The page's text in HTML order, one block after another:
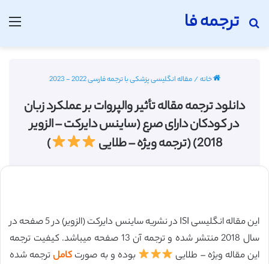
ترجمه فا
جستجو برای
خانه/مقاله انگلیسی پزشکی با ترجمه فارسی 2022 - 2023
دانلود ترجمه مقاله تأثیر والپروات بر عملکرد زبان
در کودکان دارای صرع (ساینس دایرکت – الزویر
2018) (ترجمه ویژه – طلایی
)
این مقاله انگلیسی ISI در نشریه ساینس دایرکت (الزویر) در 5 صفحه در
سال 2018 منتشر شده و ترجمه آن 13 صفحه میباشد. کیفیت ترجمه
این مقاله ویژه – طلایی
بوده و به صورت کاملترجمه شده